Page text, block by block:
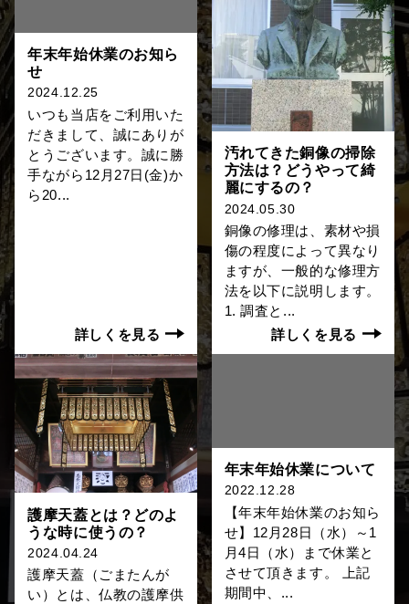
年末年始休業のお知ら
せ
2024.12.25
いつも当店をご利用いた
だきまして、誠にありが
とうございます。誠に勝
手ながら12月27日(金)か
ら20...
詳しくを見る
汚れてきた銅像の掃除
方法は？どうやって綺
麗にするの？
2024.05.30
銅像の修理は、素材や損
傷の程度によって異なり
ますが、一般的な修理方
法を以下に説明します。
1. 調査と...
詳しくを見る
護摩天蓋とは？どのよ
うな時に使うの？
2024.04.24
護摩天蓋（ごまたんが
い）とは、仏教の護摩供
年末年始休業について
2022.12.28
【年末年始休業のお知ら
せ】12月28日（水）～1
月4日（水）まで休業と
させて頂きます。 上記
期間中、...